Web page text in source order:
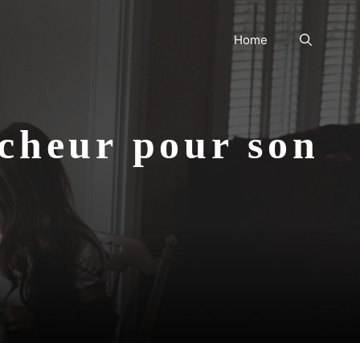
Home
pour son